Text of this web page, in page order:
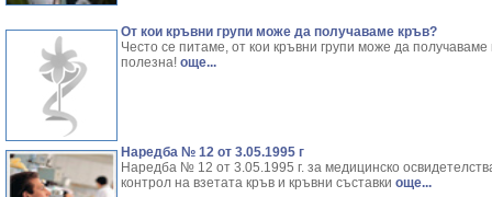
От кои кръвни групи може да получаваме кръв?
Често се питаме, от кои кръвни групи може да
полезна! още...
Наредба № 12 от 3.05.1995 г
Наредба № 12 от 3.05.1995 г. за медицинско
контрол на взетата кръв и кръвни съставки още...